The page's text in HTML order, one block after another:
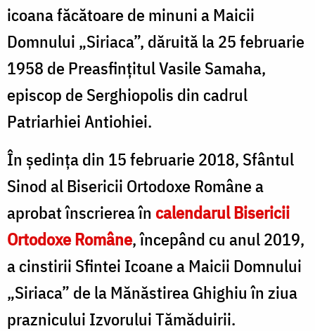
icoana făcătoare de minuni a Maicii
Domnului „Siriaca”, dăruită la 25 februarie
1958 de Preasfinţitul Vasile Samaha,
episcop de Serghiopolis din cadrul
Patriarhiei Antiohiei.
În şedinţa din 15 februarie 2018, Sfântul
Sinod al Bisericii Ortodoxe Române a
aprobat înscrierea în calendarul Bisericii
Ortodoxe Române, începând cu anul 2019,
a cinstirii Sfintei Icoane a Maicii Domnului
„Siriaca” de la Mănăstirea Ghighiu în ziua
praznicului Izvorului Tămăduirii.